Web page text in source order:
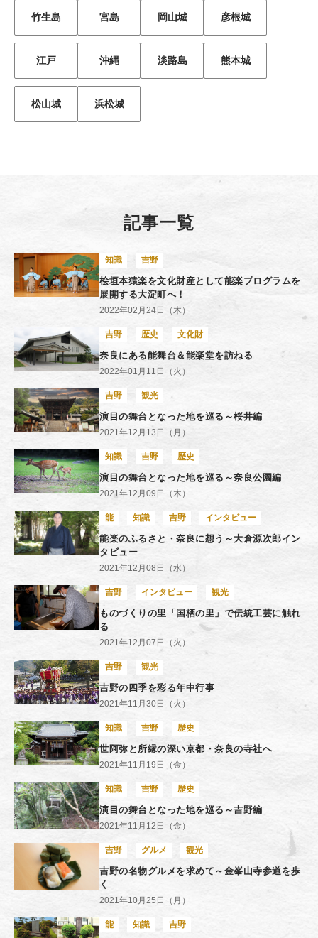
竹生島 宮島 岡山城 彦根城
江戸 沖縄 淡路島 熊本城
松山城 浜松城
記事一覧
知識 吉野
桧垣本猿楽を文化財産として能楽プログラムを
展開する大淀町へ！
2022年02月24日（木）
吉野 歴史 文化財
奈良にある能舞台＆能楽堂を訪ねる
2022年01月11日（火）
吉野 観光
演目の舞台となった地を巡る～桜井編
2021年12月13日（月）
知識 吉野 歴史
演目の舞台となった地を巡る～奈良公園編
2021年12月09日（木）
能 知識 吉野 インタビュー
能楽のふるさと・奈良に想う～大倉源次郎イン
タビュー
2021年12月08日（水）
吉野 インタビュー 観光
ものづくりの里「国栖の里」で伝統工芸に触れ
る
2021年12月07日（火）
吉野 観光
吉野の四季を彩る年中行事
2021年11月30日（火）
知識 吉野 歴史
世阿弥と所縁の深い京都・奈良の寺社へ
2021年11月19日（金）
知識 吉野 歴史
演目の舞台となった地を巡る～吉野編
2021年11月12日（金）
吉野 グルメ 観光
吉野の名物グルメを求めて～金峯山寺参道を歩
く
2021年10月25日（月）
能 知識 吉野